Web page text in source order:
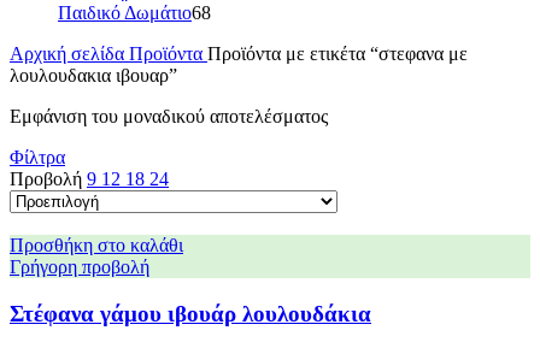
Παιδικό Δωμάτιο68
Αρχική σελίδα Προϊόντα Προϊόντα με ετικέτα “στεφανα με
λουλουδακια ιβουαρ”
Εμφάνιση του μοναδικού αποτελέσματος
Φίλτρα
Προβολή 9 12 18 24
Προσθήκη στο καλάθι
Γρήγορη προβολή
Στέφανα γάμου ιβουάρ λουλουδάκια